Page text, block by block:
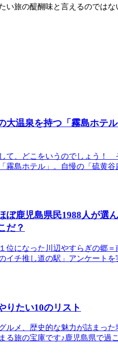
旅の醍醐味と言えるのではな
大温泉を持つ「霧島ホテ
て、どこをいうのでしょう！
霧島ホテル」。自慢の「硫黄
鹿児島県民1988人が選
だ？
位になった川辺やすらぎの郷
イチ推し道の駅」アンケート
りたい10のリスト
ルメ、歴史的な魅力が詰まっ
る旅の宝庫です♪鹿児島県で過